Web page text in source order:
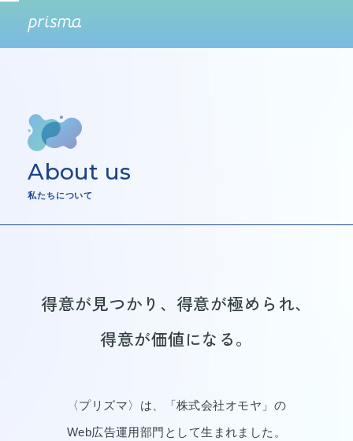
Service
Recruitment
Contact
About us
私たちについて
得意が見つかり、得意が極められ、
得意が価値になる。
〈プリズマ〉は、「株式会社オモヤ」の
Web広告運用部門として生まれました。